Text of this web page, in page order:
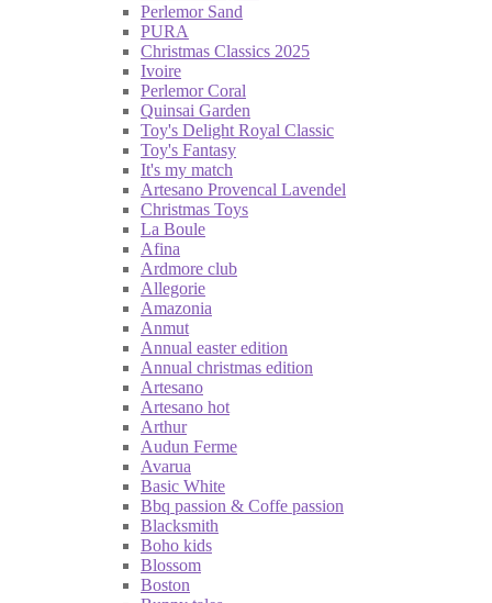
Perlemor Sand
PURA
Christmas Classics 2025
Ivoire
Perlemor Coral
Quinsai Garden
Toy's Delight Royal Classic
Toy's Fantasy
It's my match
Artesano Provencal Lavendel
Christmas Toys
La Boule
Afina
Ardmore club
Allegorie
Amazonia
Anmut
Annual easter edition
Annual christmas edition
Artesano
Artesano hot
Arthur
Audun Ferme
Avarua
Basic White
Bbq passion & Coffe passion
Blacksmith
Boho kids
Blossom
Boston